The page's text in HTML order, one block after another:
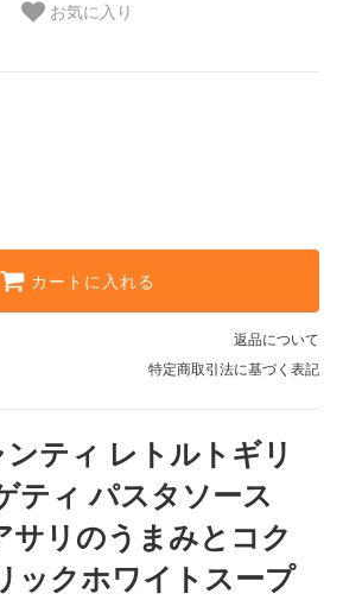
お気に入り
カートに入れる
返品について
特定商取引法に基づく表記
ティ レトルトギリ
ティ パスタソース
リのうまみとコク
ックホワイトスープ